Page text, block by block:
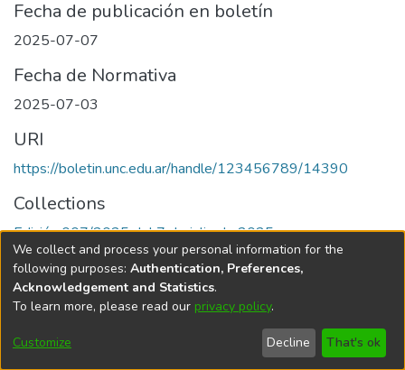
Fecha de publicación en boletín
2025-07-07
Fecha de Normativa
2025-07-03
URI
https://boletin.unc.edu.ar/handle/123456789/14390
Collections
Edición 007/2025 del 7 de julio de 2025
Universidad Nacional de Córdoba
We collect and process your personal information for the
following purposes: Authentication, Preferences,
Acknowledgement and Statistics.
To learn more, please read our privacy policy.
Customize Decline That's ok